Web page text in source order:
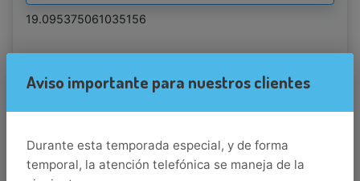
19.095375061035156
Llegada
Aviso importante para nuestros clientes
Durante esta temporada especial, y de forma
temporal, la atención telefónica se maneja de la